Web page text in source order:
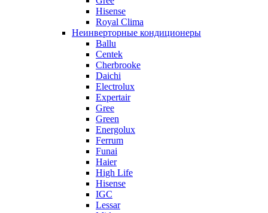
Hisense
Royal Clima
Неинверторные кондиционеры
Ballu
Centek
Cherbrooke
Daichi
Electrolux
Expertair
Gree
Green
Energolux
Ferrum
Funai
Haier
High Life
Hisense
IGC
Lessar